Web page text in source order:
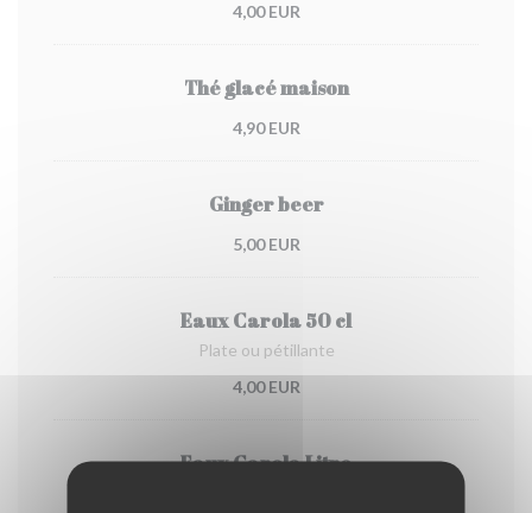
4,00 EUR
Thé glacé maison
4,90 EUR
Ginger beer
5,00 EUR
Eaux Carola 50 cl
Plate ou pétillante
4,00 EUR
Eaux Carola Litre